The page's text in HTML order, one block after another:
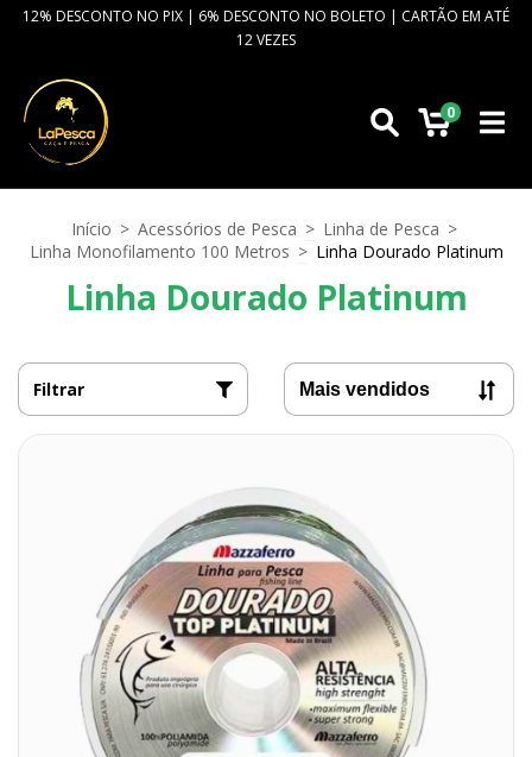
12% DESCONTO NO PIX | 6% DESCONTO NO BOLETO | CARTÃO EM ATÉ
12 VEZES
0
Início > Acessórios de Pesca > Linha de Pesca >
Linha Monofilamento 100 Metros > Linha Dourado Platinum
Linha Dourado Platinum
Filtrar